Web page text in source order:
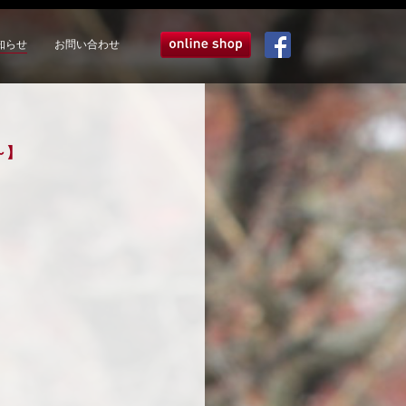
らせ お問い合わせ オンラインショップ